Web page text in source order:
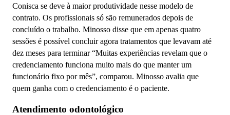
Conisca se deve à maior produtividade nesse modelo de
contrato. Os profissionais só são remunerados depois de
concluído o trabalho. Minosso disse que em apenas quatro
sessões é possível concluir agora tratamentos que levavam até
dez meses para terminar “Muitas experiências revelam que o
credenciamento funciona muito mais do que manter um
funcionário fixo por mês”, comparou. Minosso avalia que
quem ganha com o credenciamento é o paciente.
Atendimento odontológico